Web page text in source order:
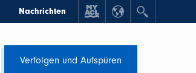
Nachrichten
Verfolgen und Aufspüren